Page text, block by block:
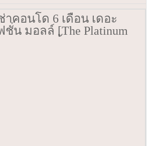
าคอนโด 6 เดือน เดอะ
น มอลล์ [The Platinum
45 ตรม. ชั้น 22